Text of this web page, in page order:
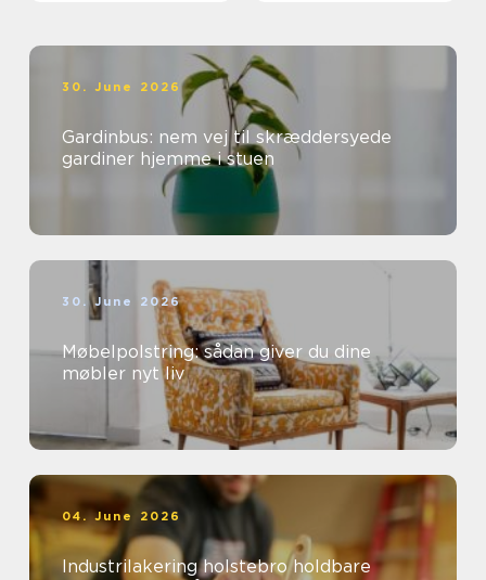
30. June 2026
Gardinbus: nem vej til skræddersyede
gardiner hjemme i stuen
30. June 2026
Møbelpolstring: sådan giver du dine
møbler nyt liv
04. June 2026
Industrilakering holstebro holdbare